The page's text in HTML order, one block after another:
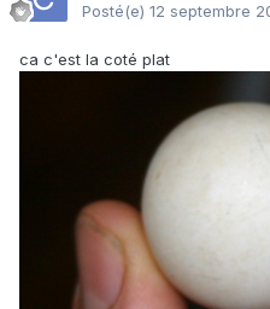
Posté(e) 12 septembre
ca c'est la coté plat